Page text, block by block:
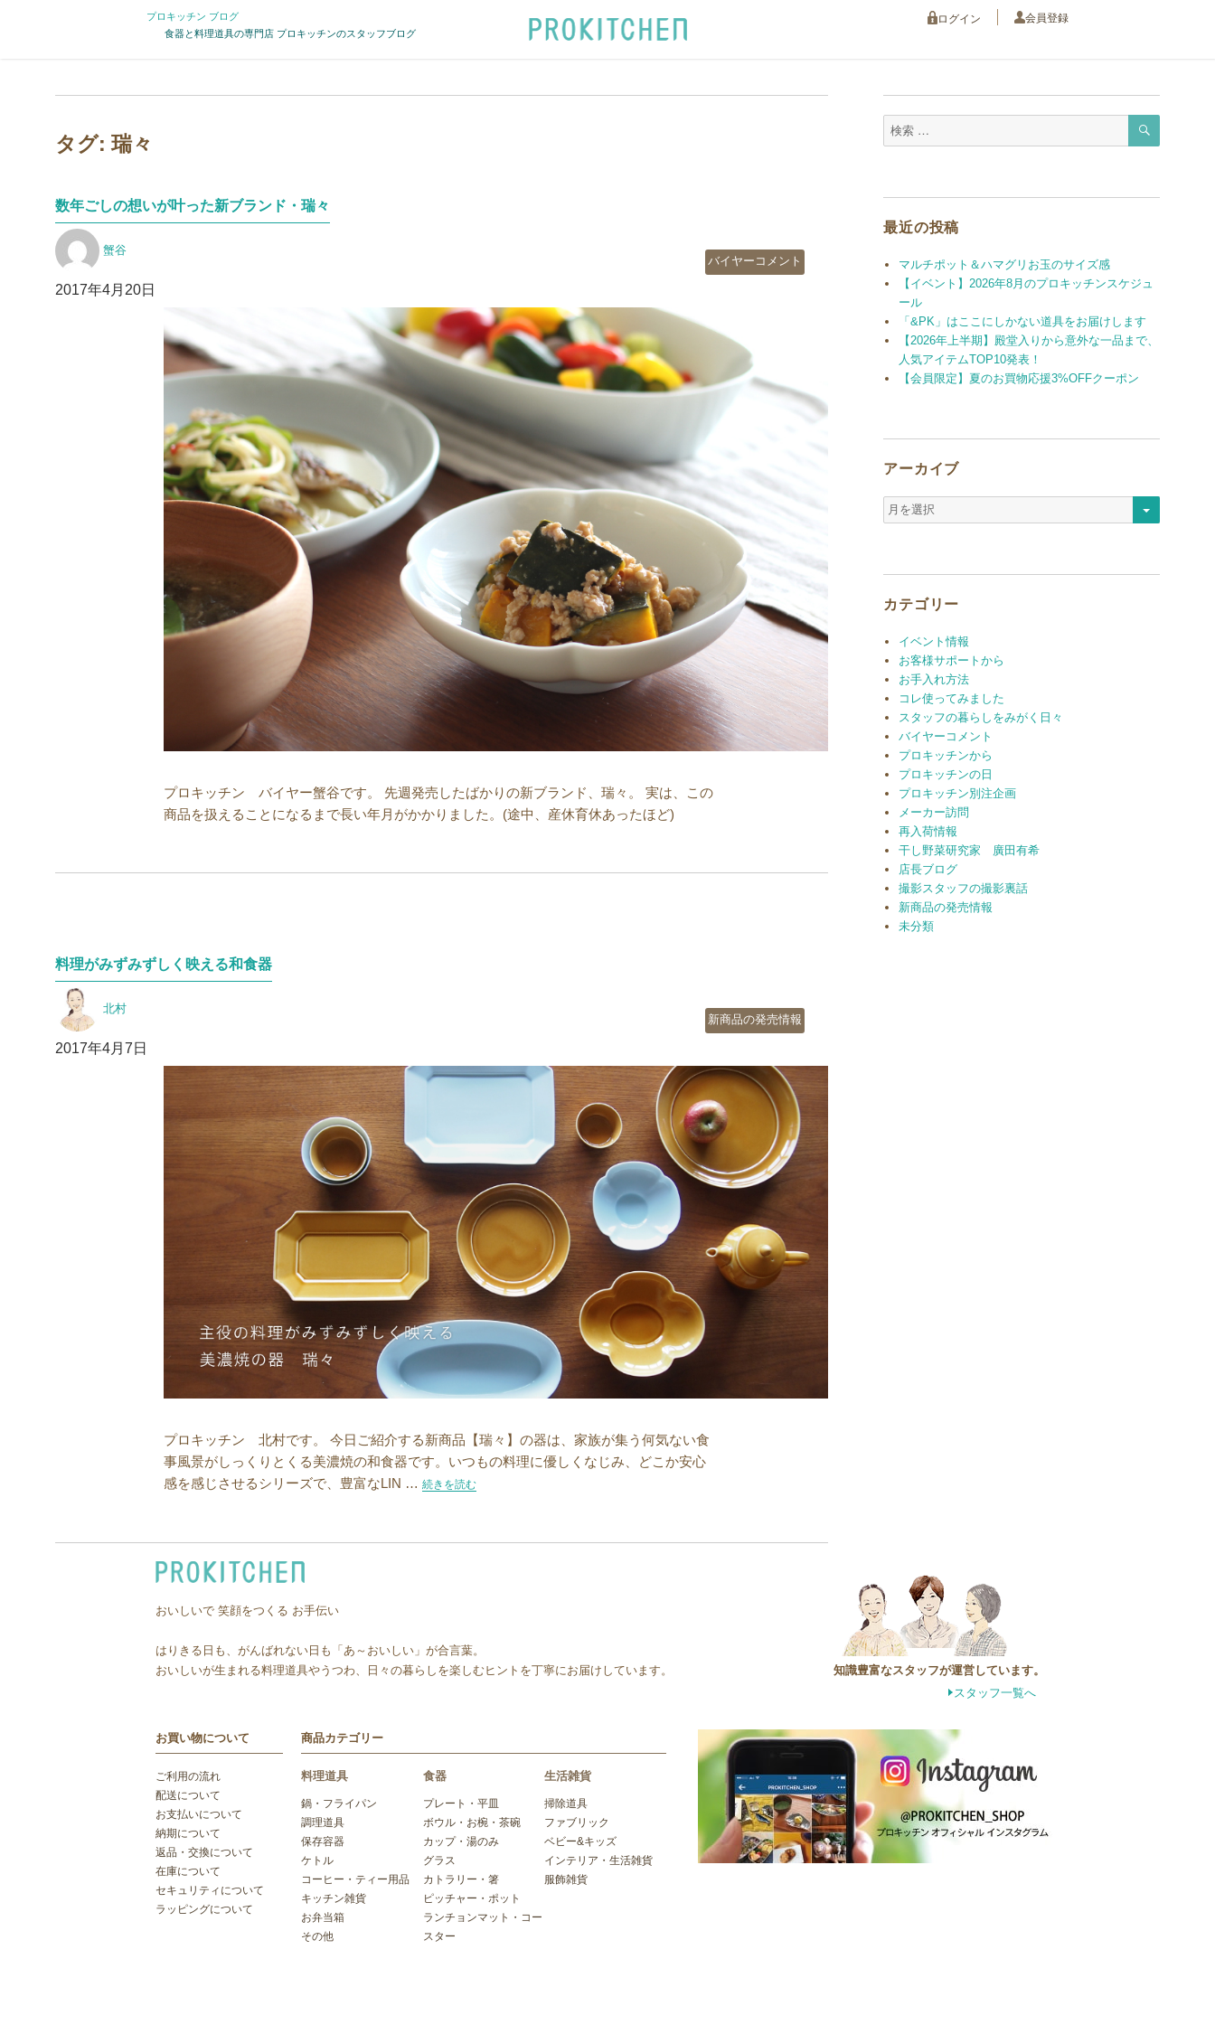
プロキッチン ブログ
食器と料理道具の専門店 プロキッチンのスタッフブログ
ログイン 会員登録
タグ:瑞々
数年ごしの想いが叶った新ブランド・瑞々
稿蟹谷
投
2017年4月20日
カ
テ
ー
バイヤーコメント
プロキッチン バイヤー蟹谷です。 先週発売したばかりの新ブランド、瑞々。 実は、この
商品を扱えることになるまで長い年月がかかりました。(途中、産休育休あったほど)
料理がみずみずしく映える和食器
稿
北村
投
2017年4月7日
カ
テ
リ
ー
新商品の発売情報
プロキッチン 北村です。 今日ご紹介する新商品【瑞々】の器は、家族が集う何気ない食
事風景がしっくりとくる美濃焼の和食器です。いつもの料理に優しくなじみ、どこか安心
感を感じさせるシリーズで、豊富なLIN … “料理がみずみずしく映える和食器”の
続きを読む
検
検
最近の投稿
マルチポット＆ハマグリお玉のサイズ感
【イベント】2026年8月のプロキッチンスケジュ
ール
「&PK」はここにしかない道具をお届けします
【2026年上半期】殿堂入りから意外な一品まで、
人気アイテムTOP10発表！
【会員限定】夏のお買物応援3%OFFクーポン
アーカイブ
ア
ー
カテゴリー
イベント情報
お客様サポートから
お手入れ方法
コレ使ってみました
スタッフの暮らしをみがく日々
バイヤーコメント
プロキッチンから
プロキッチンの日
プロキッチン別注企画
メーカー訪問
再入荷情報
干し野菜研究家 廣田有希
店長ブログ
撮影スタッフの撮影裏話
新商品の発売情報
未分類
おいしいで 笑顔をつくる お手伝い
はりきる日も、がんばれない日も「あ～おいしい」が合言葉。
おいしいが生まれる料理道具やうつわ、日々の暮らしを楽しむヒントを丁寧にお届けしています。
知識豊富なスタッフが運営しています。
スタッフ一覧へ
お買い物について
ご利用の流れ
配送について
お支払いについて
納期について
返品・交換について
在庫について
セキュリティについて
ラッピングについて
商品カテゴリー
料理道具
鍋・フライパン
調理道具
保存容器
ケトル
コーヒー・ティー用品
キッチン雑貨
お弁当箱
その他
食器
プレート・平皿
ボウル・お椀・茶碗
カップ・湯のみ
グラス
カトラリー・箸
ピッチャー・ポット
ランチョンマット・コー
スター
生活雑貨
掃除道具
ファブリック
ベビー&キッズ
インテリア・生活雑貨
服飾雑貨